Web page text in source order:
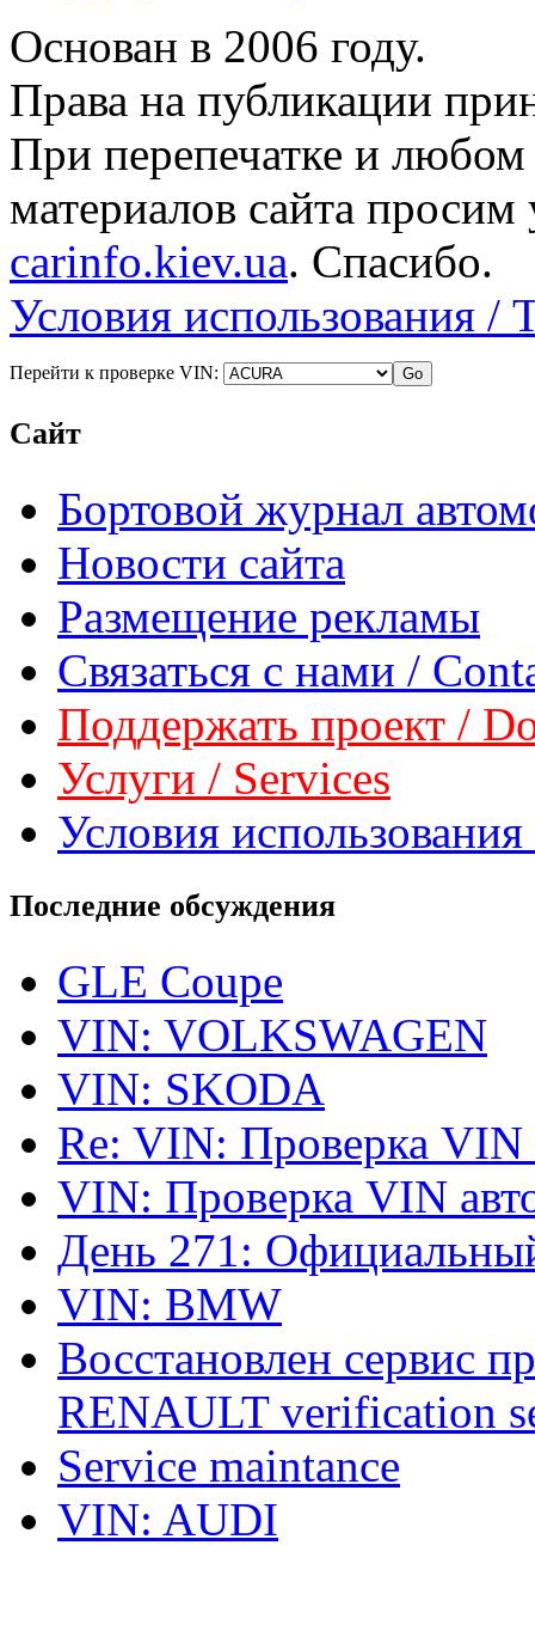
Основан в 2006 году.
Права на публикации
При перепечатке и
материалов сайта просим
carinfo.kiev.ua. Спасибо.
Условия использования /
Перейти к проверке VIN:
Сайт
Бортовой журнал
Новости сайта
Размещение рекламы
Связаться с нами /
Поддержать проект /
Услуги / Services
Условия
Последние обсуждения
GLE Coupe
VIN: VOLKSWAGEN
VIN: SKODA
Re: VIN: Проверка VIN
VIN: Проверка VIN
День 271:
VIN: BMW
Восстановлен сервис
RENAULT verification
Service maintance
VIN: AUDI